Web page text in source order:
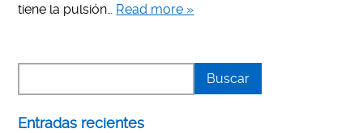
tiene la pulsión… Read more »
Entradas recientes